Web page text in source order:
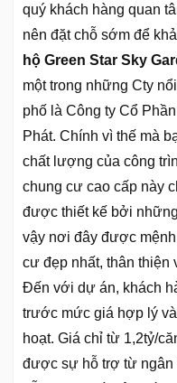
quý khách hàng quan
nên đặt chỗ sớm để
hộ Green Star Sky
một trong những Cty
phố là Công ty Cổ
Phát. Chính vì thế mà
chất lượng của công
chung cư cao cấp này
được thiết kế bởi
vậy nơi đây được
cư đẹp nhất, thân thiện
Đến với dự án, khách
trước mức giá hợp lý
hoạt. Giá chỉ từ 1,2tỷ/
được sự hỗ trợ từ ngân